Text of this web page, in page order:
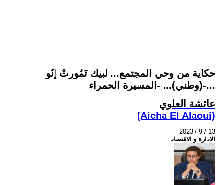
حكاية من وحي المجتمع... لبيك تَمُورتْ إنُو
(وطني)... -المسيرة الحمراء-...
عائشة العلوي
(Aicha El Alaoui)
2023 / 9 / 13
الادارة و الاقتصاد